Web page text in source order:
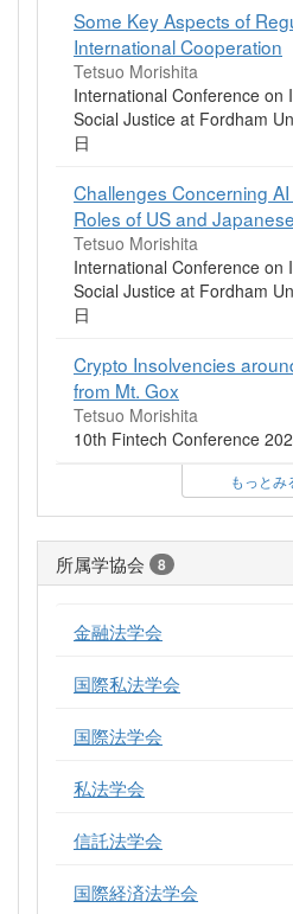
Some Key Aspects of
International Cooperation
Tetsuo Morishita
International Conference on
Social Justice at Fordham
日
Challenges Concerning
Roles of US and
Tetsuo Morishita
International Conference on
Social Justice at Fordham
日
Crypto Insolvencies
from Mt. Gox
Tetsuo Morishita
10th Fintech Conference
もっとみ
所属学協会 8
金融法学会
国際私法学会
国際法学会
私法学会
信託法学会
国際経済法学会